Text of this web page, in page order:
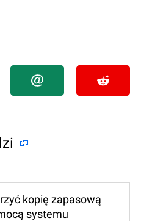
kopię zapasową
systemu